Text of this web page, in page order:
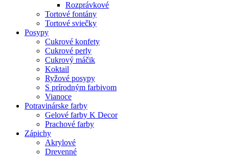
Rozprávkové
Tortové fontány
Tortové sviečky
Posypy
Cukrové konfety
Cukrové perly
Cukrový máčik
Koktail
Ryžové posypy
S prírodným farbivom
Vianoce
Potravinárske farby
Gelové farby K Decor
Prachové farby
Zápichy
Akrylové
Drevenné